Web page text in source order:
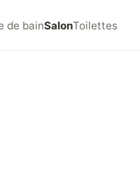
de bainSalonToilettes